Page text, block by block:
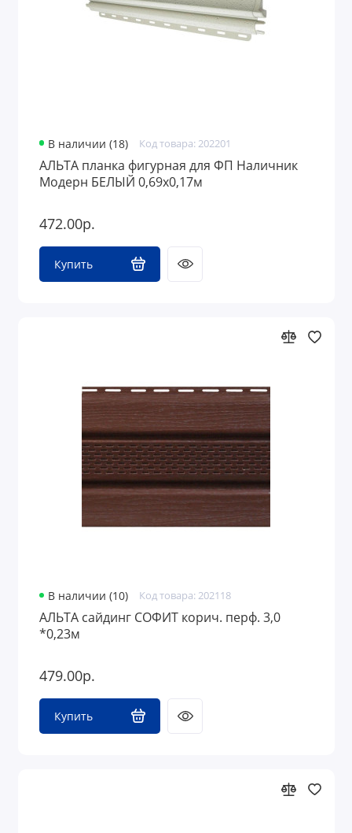
В наличии (18) Код товара: 202201
АЛЬТА планка фигурная для ФП Наличник
Модерн БЕЛЫЙ 0,69х0,17м
472.00р.
Купить
В наличии (10) Код товара: 202118
АЛЬТА сайдинг СОФИТ корич. перф. 3,0
*0,23м
479.00р.
Купить